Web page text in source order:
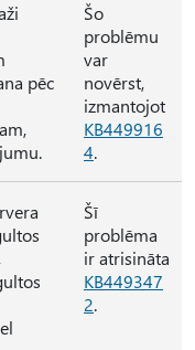
pēc
Šo
problēmu
var
novērst,
izmantojot
KB449916
4.
Šī
problēma
ir atrisināta
KB449347
2.